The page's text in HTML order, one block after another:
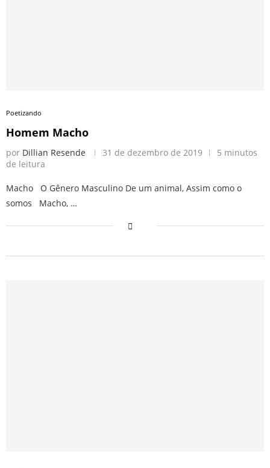
Poetizando
Homem Macho
por Dillian Resende 31 de dezembro de 2019
5 minutos
de leitura
Macho O Gênero Masculino De um animal, Assim como o
somos Macho, …